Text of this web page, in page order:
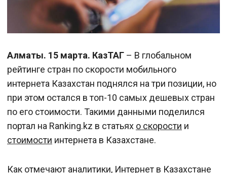
Алматы. 15 марта. КазТАГ – В глобальном
рейтинге стран по скорости мобильного
интернета Казахстан поднялся на три позиции, но
при этом остался в топ-10 самых дешевых стран
по его стоимости. Такими данными поделился
портал на Ranking.kz в статьях о скорости и
стоимости интернета в Казахстане.
Как отмечают аналитики, Интернет в Казахстане